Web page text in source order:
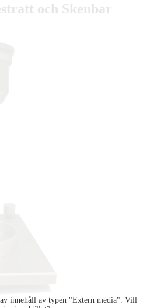
och Skenbar
innehåll av typen "Extern media". Vill